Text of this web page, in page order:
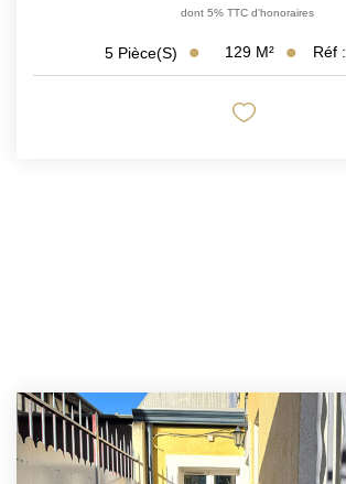
dont 5% TTC d'honoraires
5 Pièce(s) 129 M² Réf :